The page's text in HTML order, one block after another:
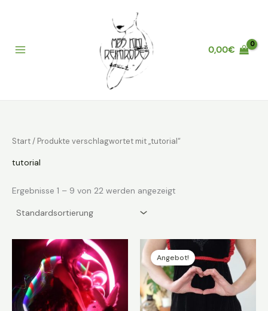
0,00€
Start/ Produkte verschlagwortet mit „tutorial“
tutorial
Ergebnisse 1 – 9 von 22 werden angezeigt
Angebot!